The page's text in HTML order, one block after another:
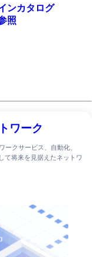
ンカタログ
照
ワーク
ークサービス、自動化、
て将来を見据えたネットワ